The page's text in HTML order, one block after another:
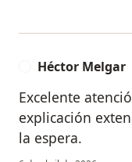
Héctor Melgar
Excelente
explicación
la espera.